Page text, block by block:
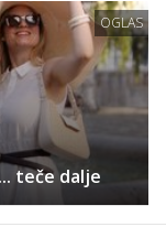
OGLAS
teče dalje